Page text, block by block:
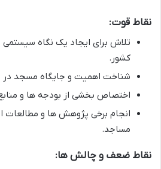
نقاط قوت:
تلاش برای ایجاد یک نگاه
کشور.
شناخت اهمیت و جایگاه مسجد در
اختصاص بخشی از بودجه ها و
انجام برخی پژوهش ها و مطالعات
مساجد.
نقاط ضعف و چالش ها: